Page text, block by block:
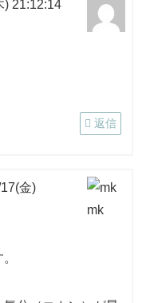
) 21:12:14
返信
金)